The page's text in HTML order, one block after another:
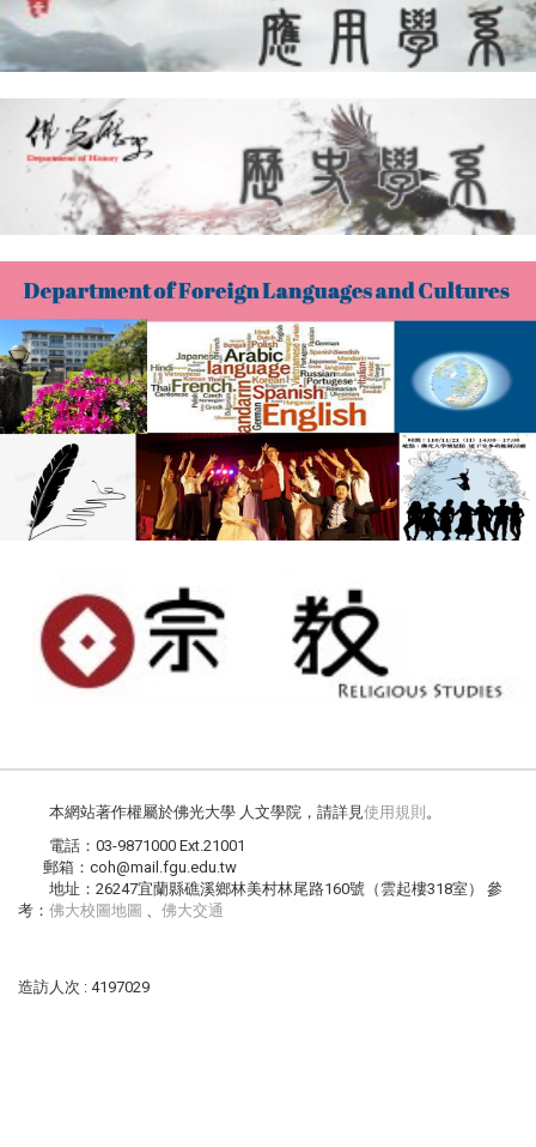
本網站著作權屬於佛光大學 人文學院，請詳見使用規則 。
電話：03-9871000 Ext.21001
郵箱：coh@mail.fgu.edu.tw
地址：26247宜蘭縣礁溪鄉林美村林尾路160號（雲起樓318室） 參
考： 佛大校圖地圖 、 佛大交通
造訪人次 : 4197029